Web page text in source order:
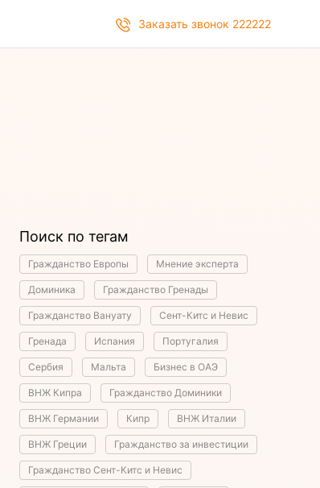
Заказать звонок 222222
Поиск по тегам
Гражданство Европы Мнение эксперта
Доминика Гражданство Гренады
Гражданство Вануату Сент-Китс и Невис
Гренада Испания Португалия
Сербия Мальта Бизнес в ОАЭ
ВНЖ Кипра Гражданство Доминики
ВНЖ Германии Кипр ВНЖ Италии
ВНЖ Греции Гражданство за инвестиции
Гражданство Сент-Китс и Невис